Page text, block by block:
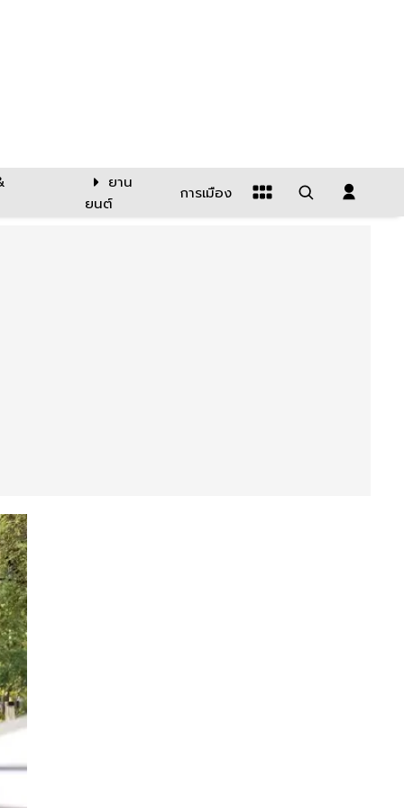
ยาน
ยนต์
การเมือง